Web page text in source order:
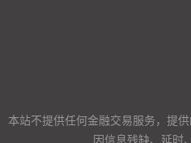
本站不提供任何金融交易服务，提
因信息残缺、延时